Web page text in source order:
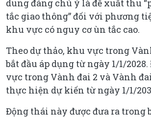
dung đáng chú ý là đề xuất thu
tắc giao thông” đối với phương
khu vực có nguy cơ ùn tắc cao.
Theo dự thảo, khu vực trong
bắt đầu áp dụng từ ngày 1/1/
vực trong Vành đai 2 và Vành
thực hiện dự kiến từ ngày 1/1/
Động thái này được đưa ra trong